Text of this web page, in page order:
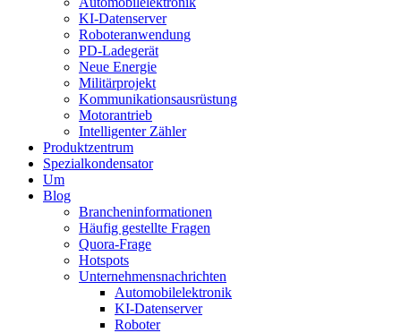
KI-Datenserver
Roboteranwendung
PD-Ladegerät
Neue Energie
Militärprojekt
Kommunikationsausrüstung
Motorantrieb
Intelligenter Zähler
Produktzentrum
Spezialkondensator
Um
Blog
Brancheninformationen
Häufig gestellte Fragen
Quora-Frage
Hotspots
Unternehmensnachrichten
Automobilelektronik
KI-Datenserver
Roboter